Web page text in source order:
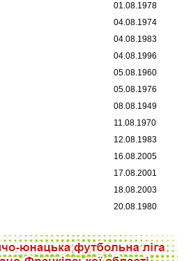
01.08.1978
04.08.1974
04.08.1983
04.08.1996
05.08.1960
05.08.1976
08.08.1949
11.08.1970
12.08.1983
16.08.2005
17.08.2001
18.08.2003
20.08.1980